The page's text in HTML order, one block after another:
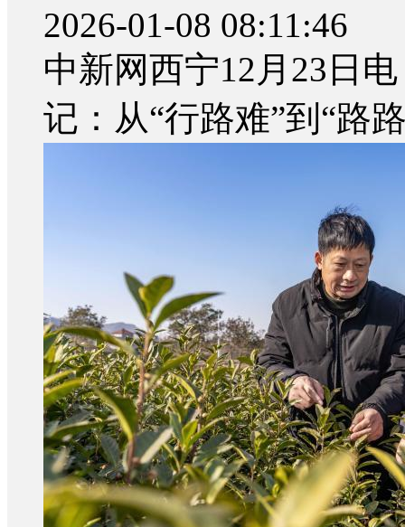
2026-01-08 08:11:46
中新网西宁12月23日
记：从“行路难”到“路